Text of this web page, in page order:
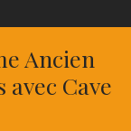
Ancien
Cave